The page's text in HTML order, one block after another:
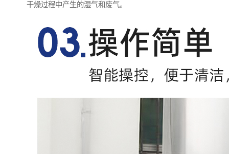
干燥过程中产生的湿气和废气。